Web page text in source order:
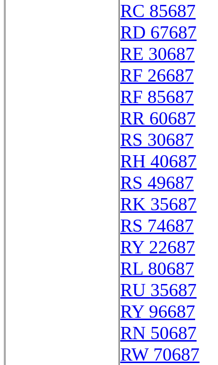
RC 85687
RD 67687
RE 30687
RF 26687
RF 85687
RR 60687
RS 30687
RH 40687
RS 49687
RK 35687
RS 74687
RY 22687
RL 80687
RU 35687
RY 96687
RN 50687
RW 70687